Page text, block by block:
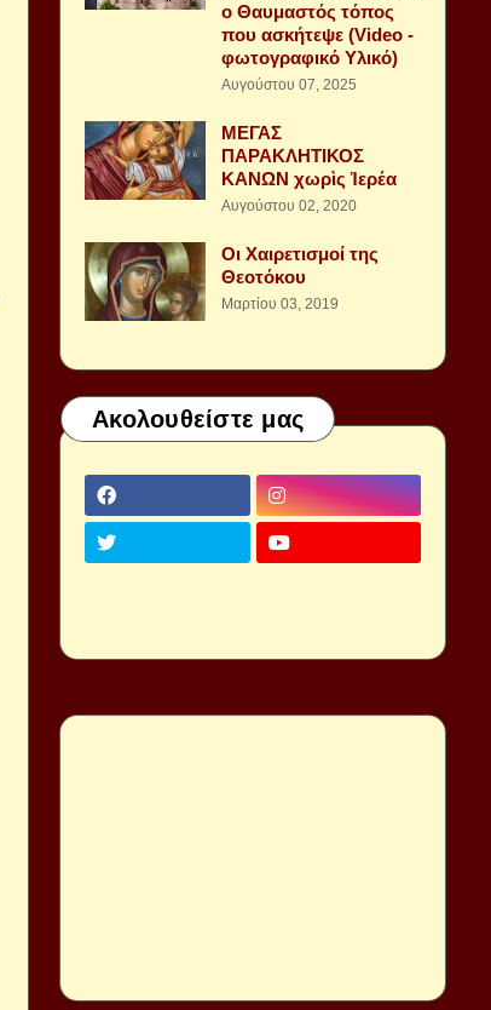
ο Θαυμαστός τόπος
που ασκήτεψε (Video -
φωτογραφικό Υλικό)
Αυγούστου 07, 2025
ΜΕΓΑΣ
ΠΑΡΑΚΛΗΤΙΚΟΣ
ΚΑΝΩΝ χωρὶς Ἱερέα
Αυγούστου 02, 2020
Οι Χαιρετισμοί της
Θεοτόκου
Μαρτίου 03, 2019
Ακολουθείστε μας